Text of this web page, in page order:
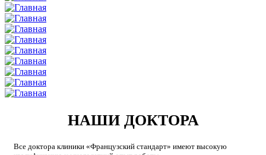
НАШИ ДОКТОРА
Все доктора клиники «Французский стандарт» имеют высокую